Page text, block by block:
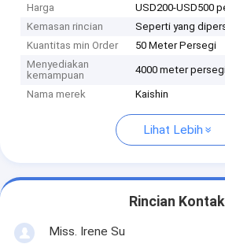
Harga
USD200-USD500
Kemasan rincian
Seperti yang
Kuantitas min Order
50 Meter Persegi
Menyediakan
kemampuan
4000 meter
Nama merek Kaishin
Lihat Lebih
Rincian Kontak
Miss. Irene Su